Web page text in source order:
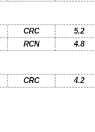
CRC
5.2
RCN 4.8
CRC 4.2